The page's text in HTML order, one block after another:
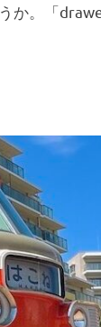
か。「